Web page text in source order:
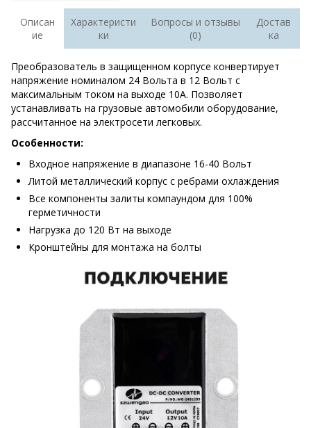
Описан
ие
Характеристи
ки
Вопросы и отзывы
(0)
Достав
ка
Преобразователь в защищенном корпусе конвертирует
напряжение номиналом 24 Вольта в 12 Вольт с
максимальным током на выходе 10А. Позволяет
устанавливать на грузовые автомобили оборудование,
рассчитанное на электросети легковых.
Особенности:
Входное напряжение в диапазоне 16-40 Вольт
Литой металлический корпус с ребрами охлаждения
Все компоненты залиты компаундом для 100%
герметичности
Нагрузка до 120 Вт на выходе
Кронштейны для монтажа на болты